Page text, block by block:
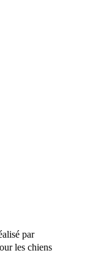
par
les chiens